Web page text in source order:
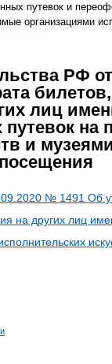
путевок и
организациями
РФ
лиц
на
и
№ 1491 Об
на других лиц